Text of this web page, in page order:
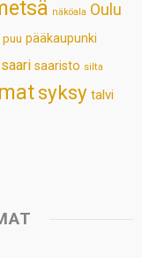
näköala Oulu
puu pääkaupunki
saari saaristo silta
syksy talvi